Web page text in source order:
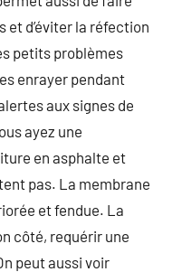
d’éviter la réfection
petits problèmes
enrayer pendant
aux signes de
ayez une
en asphalte et
pas. La membrane
et fendue. La
côté, requérir une
peut aussi voir